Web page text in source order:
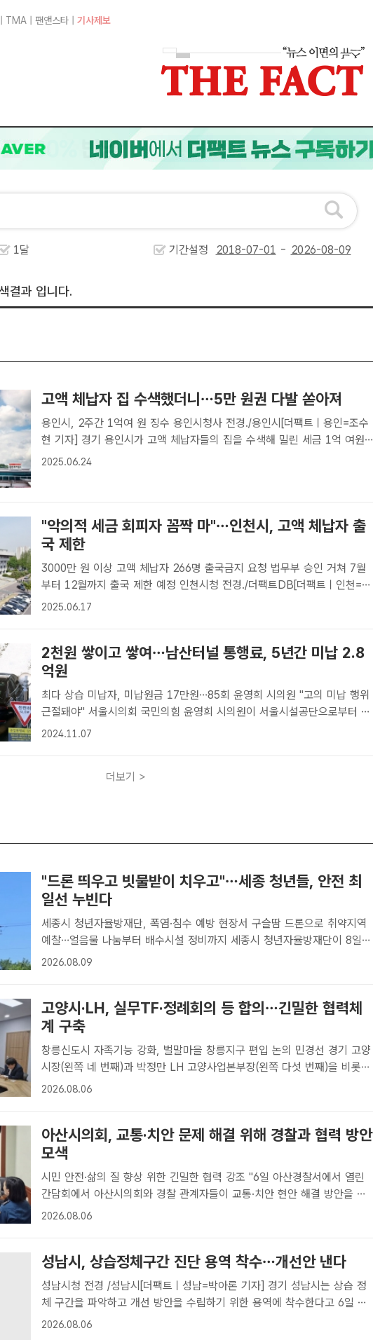
TMA 팬앤스타 기사제보
1달 기간설정 -
결과 입니다.
고액 체납자 집 수색했더니…5만 원권 다발 쏟아져
용인시, 2주간 1억여 원 징수 용인시청사 전경./용인시[더팩트ㅣ용인=조수
현 기자] 경기 용인시가 고액 체납자들의 집을 수색해 밀린 세금 1억 여원을
징수했다.용인시는 지난 9일부터 2주간 고가 주택에 거주하는 고액 체납자
2025.06.24
"악의적 세금 회피자 꼼짝 마"…인천시, 고액 체납자 출
국 제한
3000만 원 이상 고액 체납자 266명 출국금지 요청 법무부 승인 거쳐 7월
부터 12월까지 출국 제한 예정 인천시청 전경./더팩트DB[더팩트ㅣ인천=김
재경 기자] 인천시는 3000만 원 이상 지방세를 체납한 고액·상습 체납자
2025.06.17
2천원 쌓이고 쌓여…남산터널 통행료, 5년간 미납 2.8
억원
최다 상습 미납자, 미납원금 17만원…85회 윤영희 시의원 "고의 미납 행위
근절돼야" 서울시의회 국민의힘 윤영희 시의원이 서울시설공단으로부터 제
출받은 자료에 따르면 지난 5년간 남산1·3터널 요금 미납건수는 2만8930
2024.11.07
더보기 >
"드론 띄우고 빗물받이 치우고"…세종 청년들, 안전 최
일선 누빈다
세종시 청년자율방재단, 폭염·침수 예방 현장서 구슬땀 드론으로 취약지역
예찰…얼음물 나눔부터 배수시설 정비까지 세종시 청년자율방재단이 8일
드론을 띄워 폭염 취약지역과 농경지 일대를 살피며 예찰 활동을 펼치고 있
2026.08.09
고양시·LH, 실무TF·정례회의 등 합의…긴밀한 협력체
계 구축
창릉신도시 자족기능 강화, 벌말마을 창릉지구 편입 논의 민경선 경기 고양
시장(왼쪽 네 번째)과 박정만 LH 고양사업본부장(왼쪽 다섯 번째)을 비롯한
관계자들이 6일 고양시청 시장실에서 만남을 갖고 '창릉신도시 자족기능 강
2026.08.06
아산시의회, 교통·치안 문제 해결 위해 경찰과 협력 방안
모색
시민 안전·삶의 질 향상 위한 긴밀한 협력 강조 "6일 아산경찰서에서 열린
간담회에서 아산시의회와 경찰 관계자들이 교통·치안 현안 해결 방안을 논
의하고 있다. /아산시의회[더팩트ㅣ아산=정효기 기자] 충남 아산시의회가 6
2026.08.06
성남시, 상습정체구간 진단 용역 착수…개선안 낸다
성남시청 전경 /성남시[더팩트ㅣ성남=박아론 기자] 경기 성남시는 상습 정
체 구간을 파악하고 개선 방안을 수립하기 위한 용역에 착수한다고 6일 밝
혔다.시는 오는 2027년 7월 2일까지 '성남시 상습정체구간 개선계획 수립'
2026.08.06